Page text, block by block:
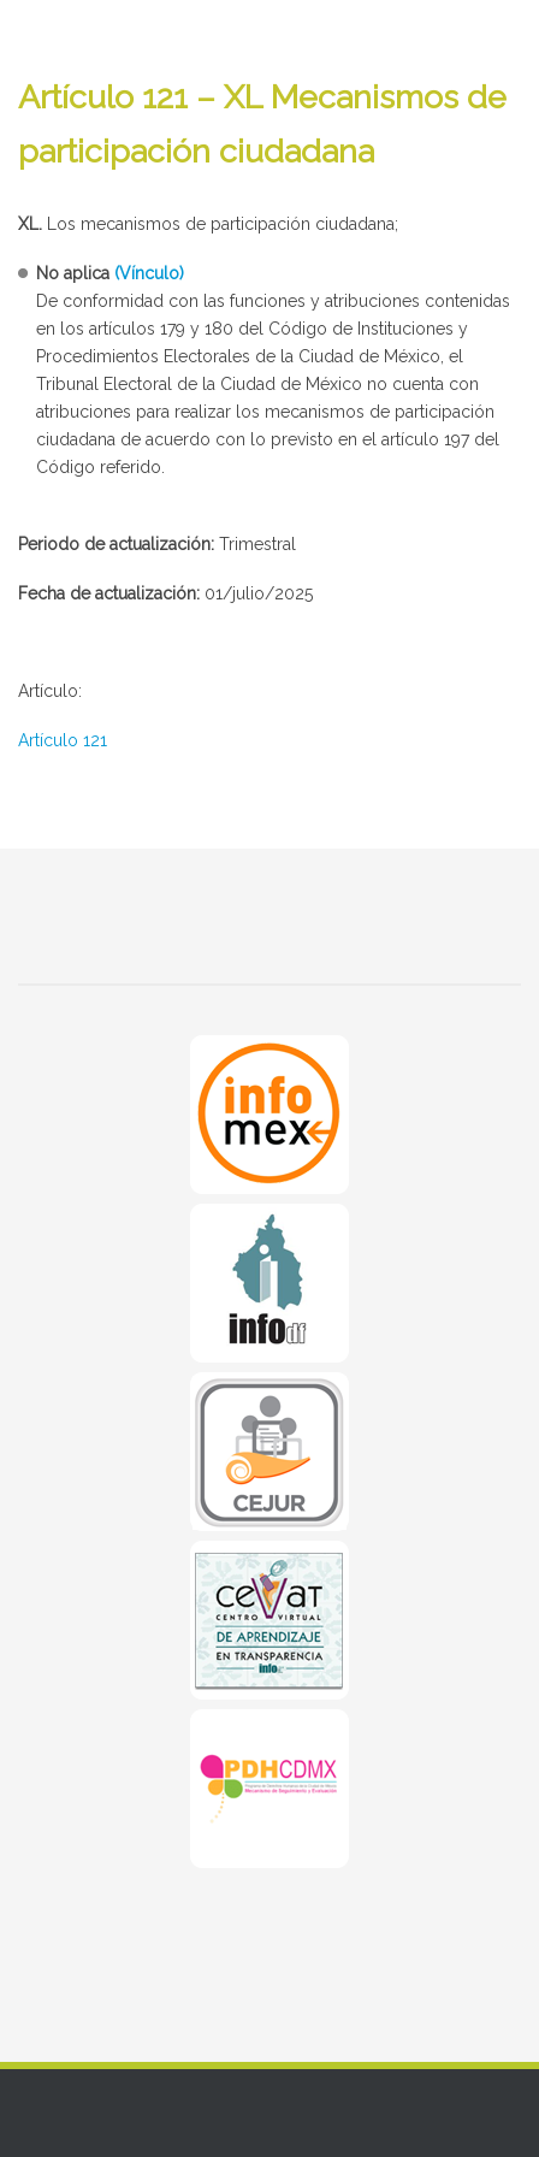
Artículo 121 – XL Mecanismos de
participación ciudadana
XL. Los mecanismos de participación ciudadana;
No aplica (Vínculo)
De conformidad con las funciones y atribuciones contenidas
en los artículos 179 y 180 del Código de Instituciones y
Procedimientos Electorales de la Ciudad de México, el
Tribunal Electoral de la Ciudad de México no cuenta con
atribuciones para realizar los mecanismos de participación
ciudadana de acuerdo con lo previsto en el artículo 197 del
Código referido.
Periodo de actualización: Trimestral
Fecha de actualización: 01/julio/2025
Artículo:
Artículo 121